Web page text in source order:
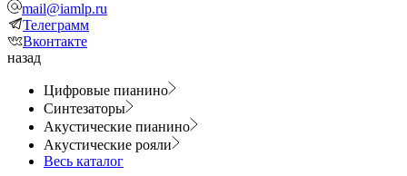
mail@iamlp.ru
Телеграмм
Вконтакте
назад
Цифровые пианино
Синтезаторы
Акустические пианино
Акустические рояли
Весь каталог